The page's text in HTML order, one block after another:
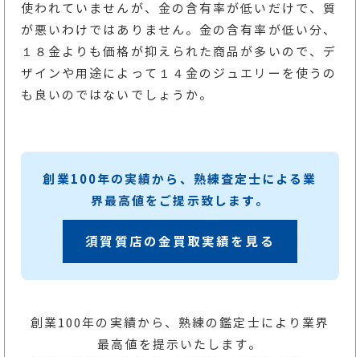
使われていませんが、金の含有率が低いだけで、質
が悪いわけではありません。金の含有率が低い分、
１８金よりも価格が抑えられた商品が多いので、デ
ザインや用途によって１４金のジュエリーを使うの
も良いのではないでしょうか。
創業100年の実績から、熟練査定士による業
界最高値をご提示致します。
須賀質店の金買取実績を見る
創業100年の実績から、熟練の鑑定士により業界
最高値を提示いたします。